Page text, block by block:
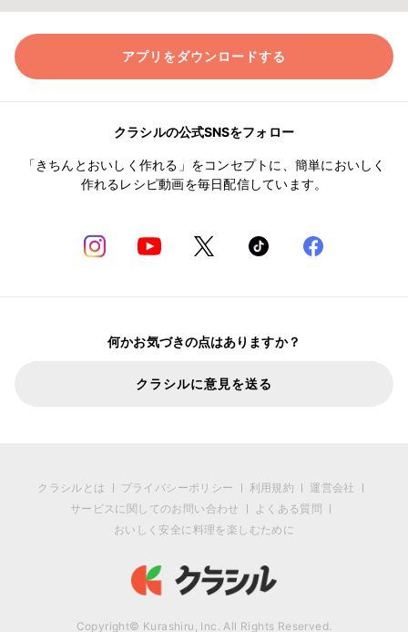
アプリをダウンロードする
クラシルの公式SNSをフォロー
「きちんとおいしく作れる」をコンセプトに、簡単においしく
作れるレシピ動画を毎日配信しています。
何かお気づきの点はありますか？
クラシルに意見を送る
クラシルとは プライバシーポリシー 利用規約
運営会社
サービスに関してのお問い合わせ
よくある質問
おいしく安全に料理を楽しむために
Copyright© Kurashiru, Inc. All Rights Reserved.